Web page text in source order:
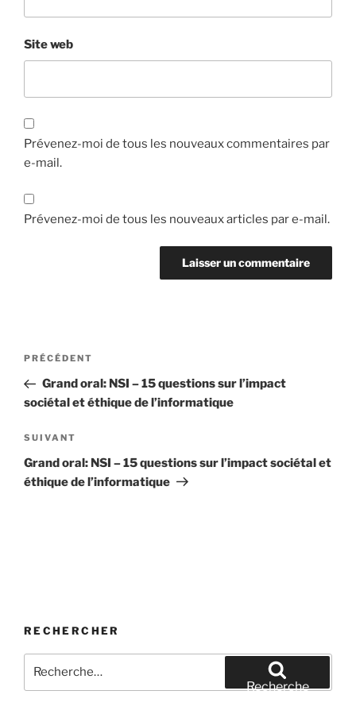
Site web
Prévenez-moi de tous les nouveaux commentaires par
e-mail.
Prévenez-moi de tous les nouveaux articles par e-mail.
Navigation
l’article
Article
précédent
PRÉCÉDENT
Grand oral: NSI – 15 questions sur l’impact
sociétal et éthique de l’informatique
Article
suivant
SUIVANT
Grand oral: NSI – 15 questions sur l’impact sociétal et
éthique de l’informatique
RECHERCHER
pour
Recherche